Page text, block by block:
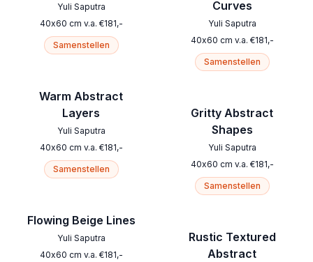
Yuli Saputra
40x60 cm v.a. €181,-
Samenstellen
Warm Abstract
Layers
Yuli Saputra
40x60 cm v.a. €181,-
Samenstellen
Flowing Beige Lines
Yuli Saputra
40x60 cm v.a. €181,-
Curves
Yuli Saputra
40x60 cm v.a. €181,-
Samenstellen
Gritty Abstract
Shapes
Yuli Saputra
40x60 cm v.a. €181,-
Samenstellen
Rustic Textured
Abstract